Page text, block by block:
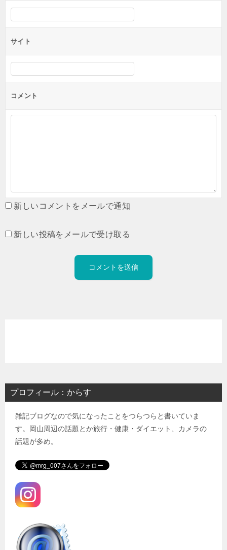
サイト
コメント
新しいコメントをメールで通知
新しい投稿をメールで受け取る
プロフィール：からす
雑記ブログなので気になったことをつらつらと書いていま
す。岡山周辺の話題とか旅行・健康・ダイエット、カメラの
話題が多め。